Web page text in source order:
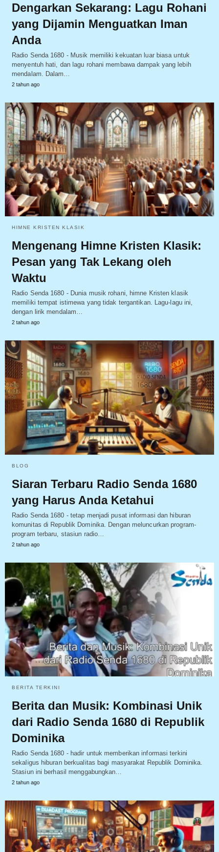
Dengarkan Sekarang: Lagu Rohani
yang Dijamin Menguatkan Iman
Anda
Radio Senda 1680 - Musik memiliki kekuatan luar biasa untuk
menyentuh hati, dan lagu rohani membawa dampak yang lebih
mendalam. Dalam…
2 tahun ago
HIMNE KRISTEN KLASIK
Mengenang Himne Kristen Klasik:
Pesan yang Tak Lekang oleh
Waktu
Radio Senda 1680 - Dunia musik rohani, himne Kristen klasik
memiliki tempat istimewa yang tidak tergantikan. Lagu-lagu ini,
dengan lirik mendalam…
2 tahun ago
BLOG
Siaran Terbaru Radio Senda 1680
yang Harus Anda Ketahui
Radio Senda 1680 - tetap menjadi pusat informasi dan hiburan
komunitas di Republik Dominika. Dengan meluncurkan program-
program terbaru, stasiun radio…
2 tahun ago
BERITA TERKINI
Berita dan Musik: Kombinasi Unik
dari Radio Senda 1680 di Republik
Dominika
Radio Senda 1680 - hadir untuk memberikan informasi terkini
sekaligus hiburan berkualitas bagi masyarakat Republik Dominika.
Stasiun ini berhasil menggabungkan…
2 tahun ago